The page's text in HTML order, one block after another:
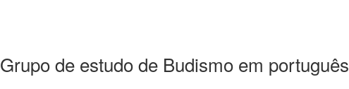
Grupo de estudo de Budismo em português